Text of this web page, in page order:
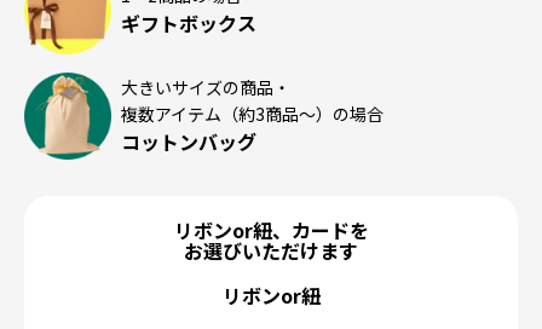
ギフトボックス
大きいサイズの商品・
複数アイテム（約3商品〜）の場合
コットンバッグ
リボンor紐、カードを
お選びいただけます
リボンor紐